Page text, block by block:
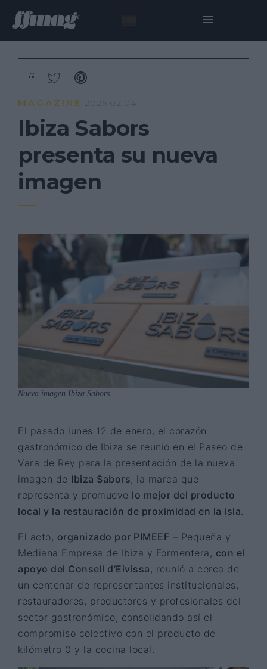
MAGAZINE 2026·02·04
Ibiza Sabors
presenta su nueva
imagen
Nueva imagen Ibiza Sabors
El pasado lunes 12 de enero, el corazón
gastronómico de Ibiza se reunió en el Paseo de
Vara de Rey para la presentación de la nueva
imagen de Ibiza Sabors, la marca que
representa y promueve lo mejor del producto
local y la restauración de proximidad en la isla
El acto, organizado por PIMEEF – Pequeña y
Mediana Empresa de Ibiza y Formentera, con el
apoyo del Consell d’Eivissa , reunió a cerca de
un centenar de representantes institucionales,
restauradores, productores y profesionales del
sector gastronómico, consolidando así el
compromiso colectivo con el producto de
kilómetro 0 y la cocina local.